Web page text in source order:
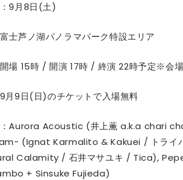
9月8日(土)
士芦ノ湖パノラマパーク特設エリア
場 15時 / 開演 17時 / 終演 22時予定※会
月9日(日)のチケットで入場無料
：Aurora Acoustic (井上薫 a.k.a chari
(Ignat Karmalito & Kakuei / トライ
Calamity / 石井マサユキ / Tica),
+ Sinsuke Fujieda)